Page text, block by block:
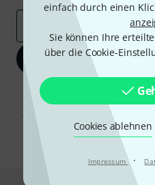
einfach durch einen
Sie können Ihre
über die Cookie-
Cookies ablehnen
Impressum ·
E-Mail-Adresse
Jetzt
Mit Klick auf „Jetzt anmelden“
Werbung und einer Messung des
Abmeldung ist jederzeit möglich.
unseren